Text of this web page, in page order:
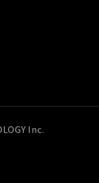
Inc.